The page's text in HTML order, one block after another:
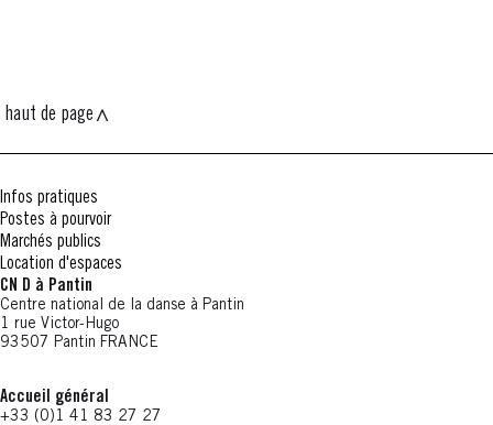
haut de page
Infos pratiques
Postes à pourvoir
Marchés publics
Location d'espaces
CN D à Pantin
Centre national de la danse à Pantin
1 rue Victor-Hugo
93507 Pantin FRANCE
Accueil général
+33 (0)1 41 83 27 27